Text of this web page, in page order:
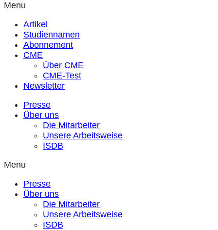
Menu
Artikel
Studiennamen
Abonnement
CME
Über CME
CME-Test
Newsletter
Presse
Über uns
Die Mitarbeiter
Unsere Arbeitsweise
ISDB
Menu
Presse
Über uns
Die Mitarbeiter
Unsere Arbeitsweise
ISDB